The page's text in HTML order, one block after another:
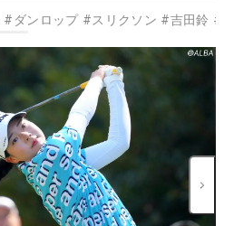
# ダンロップ #スリクソン #吉田鈴 #